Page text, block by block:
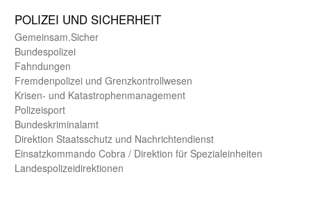
POLIZEI UND SICHER­HEIT
Gemein­sam.Sicher
Bundes­polizei
Fahndungen
Fremdenpolizei und Grenzkontrollwesen
Krisen- und Katastrophen­management
Polizeisport
Bundes­kriminal­amt
Direktion Staats­schutz und Nach­richten­dienst
Einsatz­kommando Cobra / Direktion für Spezialeinheiten
Landes­polizei­direk­tionen